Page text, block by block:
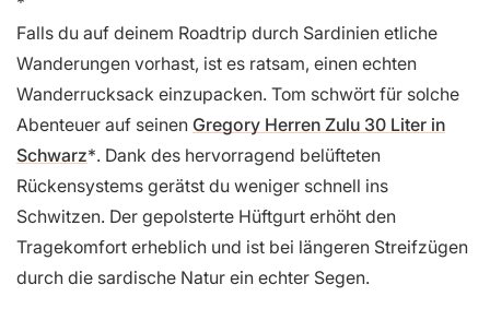
Falls du auf deinem Roadtrip durch Sardinien etliche
Wanderungen vorhast, ist es ratsam, einen echten
Wanderrucksack einzupacken. Tom schwört für solche
Abenteuer auf seinen Gregory Herren Zulu 30 Liter in
Schwarz . Dank des hervorragend belüfteten
Rückensystems gerätst du weniger schnell ins
Schwitzen. Der gepolsterte Hüftgurt erhöht den
Tragekomfort erheblich und ist bei längeren Streifzügen
durch die sardische Natur ein echter Segen.